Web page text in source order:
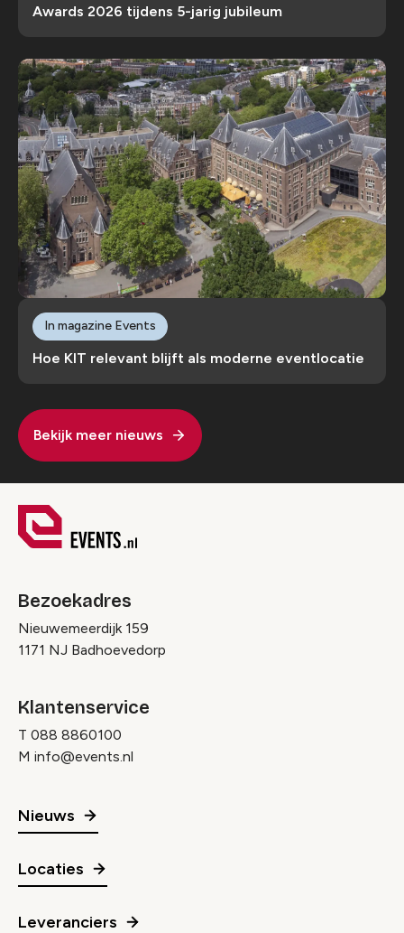
Awards 2026 tijdens 5-jarig jubileum
Hoe KIT relevant blijft als moderne eventlocatie
In magazine Events
Bekijk meer nieuws
Bezoekadres
Nieuwemeerdijk 159
1171 NJ Badhoevedorp
Klantenservice
T 088 8860100
M info@events.nl
Nieuws
Locaties
Leveranciers